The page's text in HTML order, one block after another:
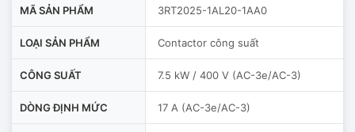
MÃ SẢN PHẨM 3RT2025-1AL20-1AA0
LOẠI SẢN PHẨM Contactor công suất
CÔNG SUẤT 7.5 kW / 400 V (AC-3e/AC-3)
DÒNG ĐỊNH MỨC 17 A (AC-3e/AC-3)